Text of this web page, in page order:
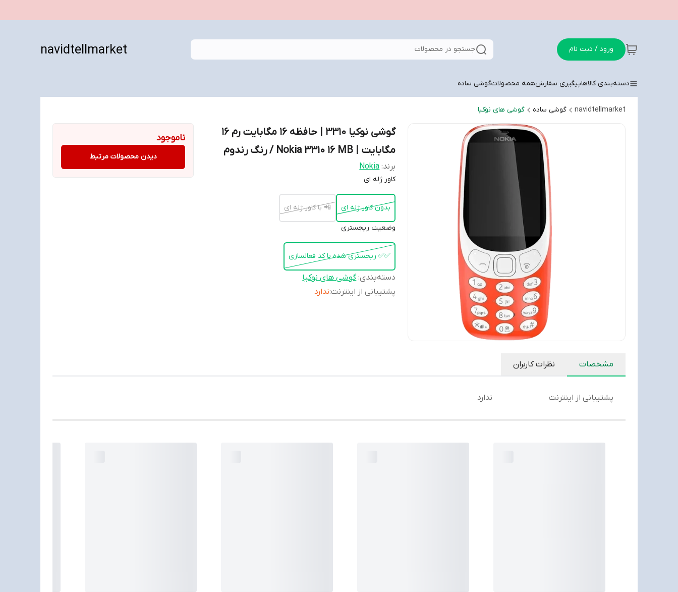
ورود / ثبت نام جستجو در محصولات navidtellmarket
دسته‌بندی کالاهاپیگیری سفارشهمه محصولاتگوشی ساده
navidtellmarket گوشی ساده گوشی های نوکیا
گوشی نوکیا 3310 | حافظه 16 مگابایت رم ۱۶
مگابایت | Nokia 3310 16 MB / رنگ رندوم
برند: Nokia
کاور ژله ای
بدون کاور ژله ای 📲 با کاور ژله ای
وضعیت ریجستری
✅️✅️ ریجستری شده با کد فعالسازی
دسته‌بندی:گوشی های نوکیا
پشتیبانی از اینترنت:ندارد
ناموجود
دیدن محصولات مرتبط
مشخصات نظرات کاربران
پشتیبانی از اینترنت ندارد